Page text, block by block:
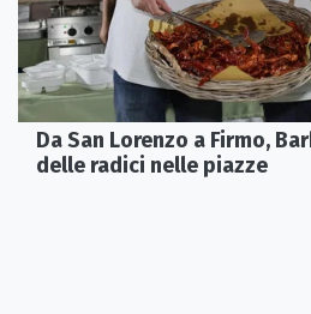
Da San Lorenzo a Firmo,
delle radici nelle piazze